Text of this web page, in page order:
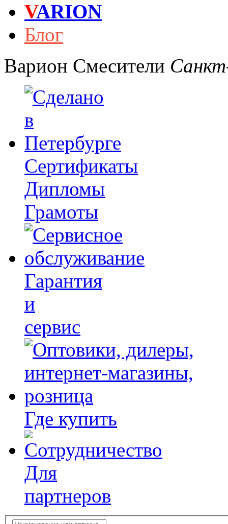
VARION
Блог
Варион Смесители
Сертификаты
Дипломы
Грамоты
Гарантия
и
сервис
Где купить
Для
партнеров